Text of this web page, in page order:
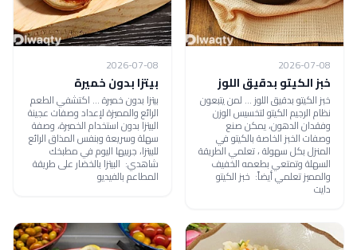
2026-07-08
خبز الكيتو بدقيق اللوز
خبز الكيتو بدقيق اللوز ... لمن يتبعون
نظام الرجيم الكيتو لتخسيس الوزن
وفقدان الدهون، يمكن صنع
وصفات الخبز الخاصة بالكيتو في
المنزل بكل سهولة ، تعلمي الطريقة
السهلة وتمتعي بطعمه الخفيف
والمميز تعلمي أيضاً: خبز الكيتو
دايت
2026-07-08
بيتزا بدون خميرة
بيتزا بدون خميرة ... اكتشفي الطعم
الرائع والمميزة لإعداد وصفات عجينة
البيتزا بدون استخدام الخميرة، وصفة
سهلة وسريعة وبنفس المذاق الرائع
للبيتزا، جربيها اليوم في مطبخك
شاهدي: البيتزا بالخضار على طريقة
المطاعم بالفيديو